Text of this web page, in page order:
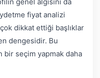
fiyat analizi
çok dikkat ettiği başlıklar
dengesidir. Bu
bir seçim yapmak daha